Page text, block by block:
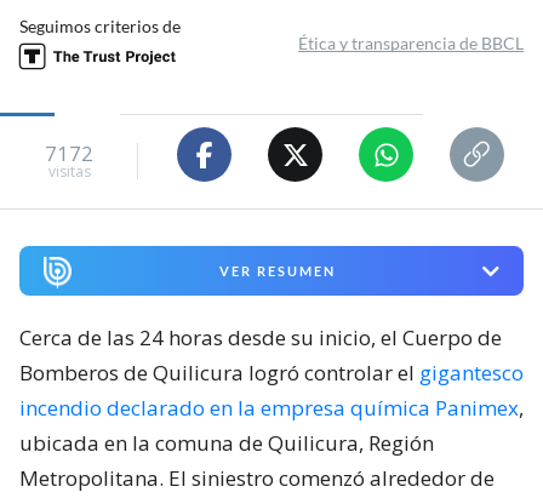
Seguimos criterios de
Ética y transparencia de BBCL
7172
visitas
VER RESUMEN
Cerca de las 24 horas desde su inicio, el Cuerpo de
Bomberos de Quilicura logró controlar el gigantesco
incendio declarado en la empresa química Panimex,
ubicada en la comuna de Quilicura, Región
Metropolitana. El siniestro comenzó alrededor de